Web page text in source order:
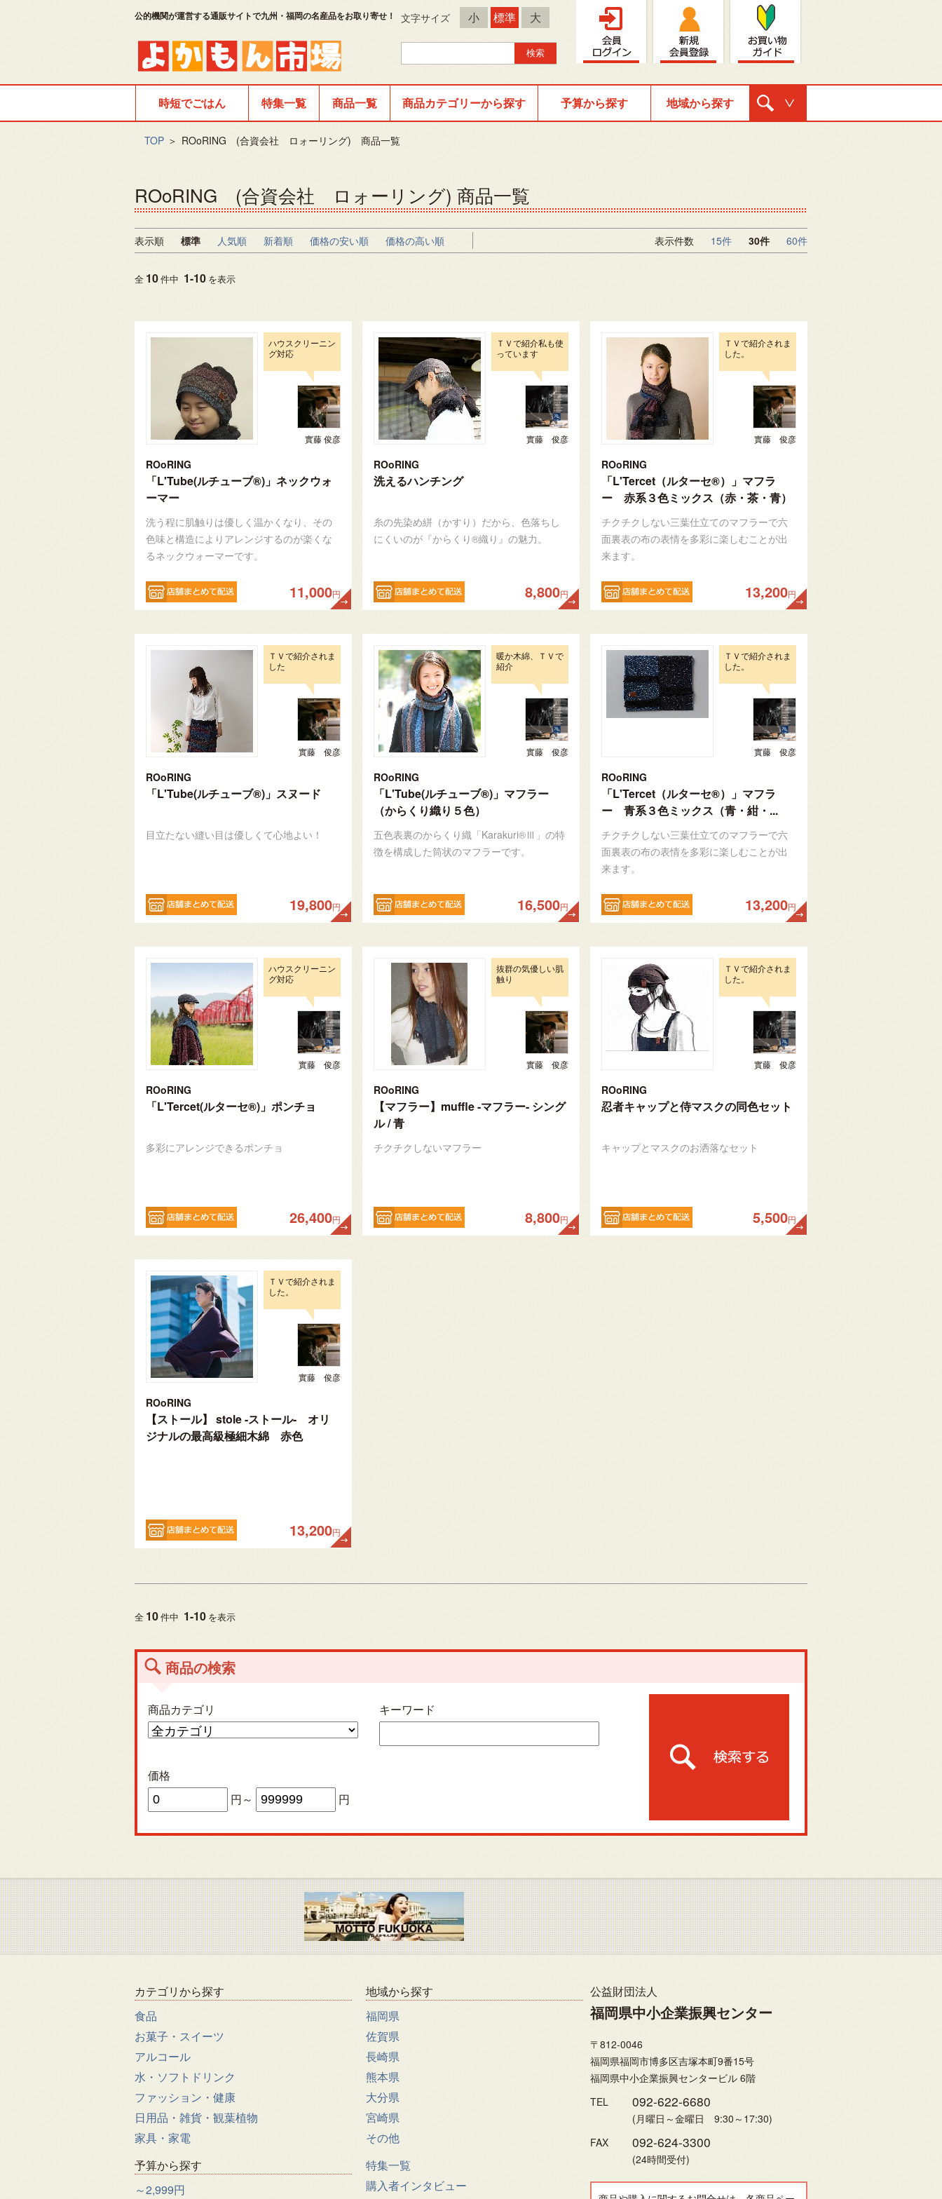
公的機関が運営する通販サイトで九州・福岡の名産品をお取り寄せ！ 文字サイズ 小 標準 大
時短でごはん 特集一覧 商品一覧 商品カテゴリーから探す 予算から探す 地域から探す
TOP ＞ ROoRING (合資会社 ロォーリング) 商品一覧
ROoRING (合資会社 ロォーリング) 商品一覧
表示順 標準 人気順 新着順 価格の安い順 価格の高い順 表示件数 15件 30件 60件
全 10件中 1-10 を表示
ハウスクリーニン
グ対応
實藤 俊彦
ROoRING
「L'Tube(ルチューブ®)」ネックウォ
ーマー
洗う程に肌触りは優しく温かくなり、その
色味と構造によりアレンジするのが楽くな
るネックウォーマーです。
11,000円
ＴＶで紹介私も使
っています
實藤 俊彦
ROoRING
洗えるハンチング
糸の先染め絣（かすり）だから、色落ちし
にくいのが『からくり®織り』の魅力。
8,800円
ＴＶで紹介されま
した。
實藤 俊彦
ROoRING
「L'Tercet（ルターセ®）」マフラ
ー 赤系３色ミックス（赤・茶・青）
チクチクしない三葉仕立てのマフラーで六
面裏表の布の表情を多彩に楽しむことが出
来ます。
13,200円
ＴＶで紹介されま
した
實藤 俊彦
ROoRING
「L'Tube(ルチューブ®)」スヌード
目立たない縫い目は優しくて心地よい！
19,800円
暖か木綿、ＴＶで
紹介
實藤 俊彦
ROoRING
「L'Tube(ルチューブ®)」マフラー
（からくり織り５色）
五色表裏のからくり織「Karakuri®Ⅲ」の特
徴を構成した筒状のマフラーです。
16,500円
ＴＶで紹介されま
した。
實藤 俊彦
ROoRING
「L'Tercet（ルターセ®）」マフラ
ー 青系３色ミックス（青・紺・...
チクチクしない三葉仕立てのマフラーで六
面裏表の布の表情を多彩に楽しむことが出
来ます。
13,200円
ハウスクリーニン
グ対応
實藤 俊彦
ROoRING
「L'Tercet(ルターセ®)」ポンチョ
多彩にアレンジできるポンチョ
26,400円
抜群の気優しい肌
触り
實藤 俊彦
ROoRING
【マフラー】muffle -マフラー- シング
ル / 青
チクチクしないマフラー
8,800円
ＴＶで紹介されま
した。
實藤 俊彦
ROoRING
忍者キャップと侍マスクの同色セット
キャップとマスクのお洒落なセット
5,500円
ＴＶで紹介されま
した。
實藤 俊彦
ROoRING
【ストール】 stole -ストール- オリ
ジナルの最高級極細木綿 赤色
13,200円
全 10件中 1-10 を表示
商品の検索
商品カテゴリ キーワード
価格
円～
円
カテゴリから探す
食品
お菓子・スイーツ
アルコール
水・ソフトドリンク
ファッション・健康
日用品・雑貨・観葉植物
家具・家電
予算から探す
～2,999円
地域から探す
福岡県
佐賀県
長崎県
熊本県
大分県
宮崎県
その他
特集一覧
購入者インタビュー
公益財団法人
福岡県中小企業振興センター
〒812-0046
福岡県福岡市博多区吉塚本町9番15号
福岡県中小企業振興センタービル 6階
TEL
092-622-6680
(月曜日～金曜日 9:30～17:30)
FAX
092-624-3300
(24時間受付)